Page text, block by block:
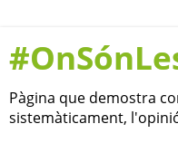
Pàgina que demostra
sistemàticament,